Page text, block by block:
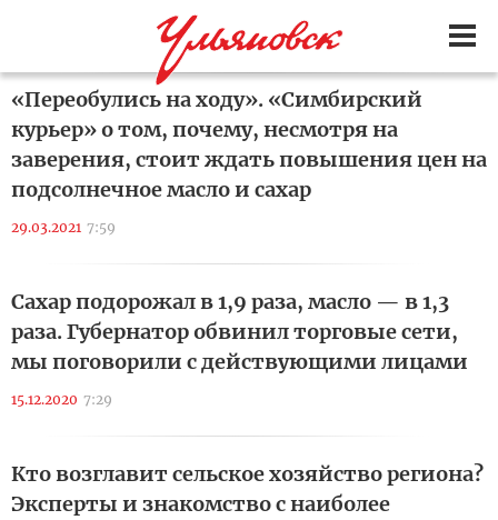
«Переобулись на ходу». «Симбирский
курьер» о том, почему, несмотря на
заверения, стоит ждать повышения цен на
подсолнечное масло и сахар
29.03.2021 7:59
Сахар подорожал в 1,9 раза, масло — в 1,3
раза. Губернатор обвинил торговые сети,
мы поговорили с действующими лицами
15.12.2020 7:29
Кто возглавит сельское хозяйство региона?
Эксперты и знакомство с наиболее